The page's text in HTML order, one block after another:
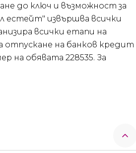
до ключ и възможност за
естейт" извършва всички
всички етапи на
отпускане на банков кредит
на обявата 228535. За